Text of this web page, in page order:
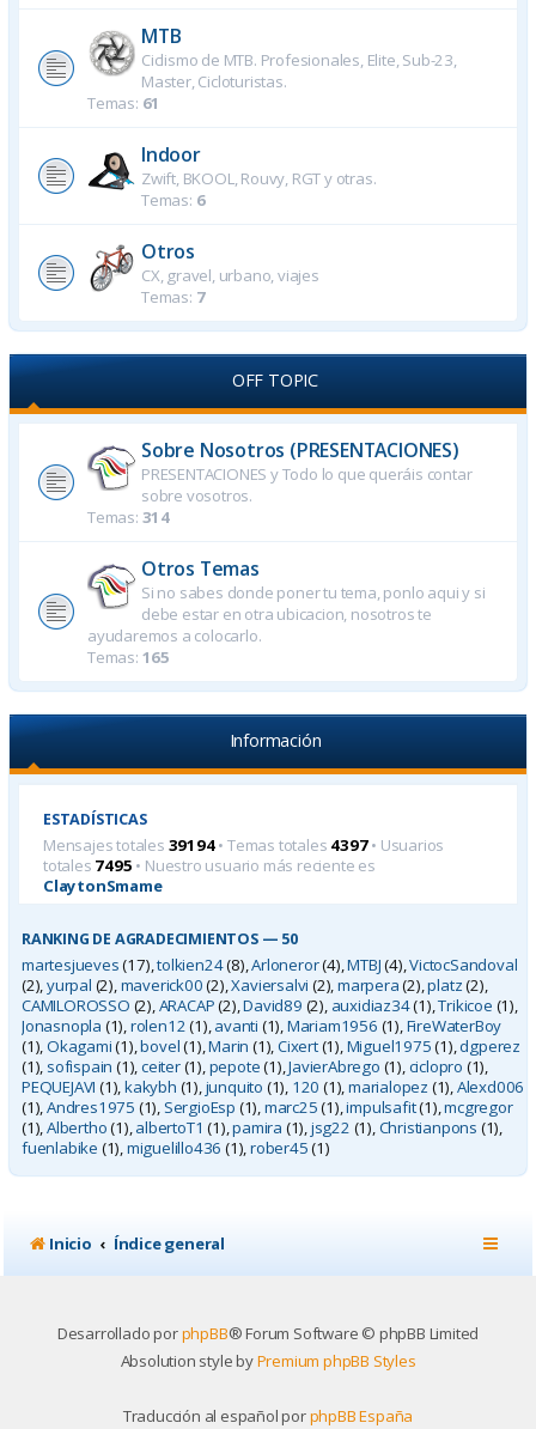
MTB
Ciclismo de MTB. Profesionales, Elite, Sub-23,
Master, Cicloturistas.
Temas: 61
Indoor
Zwift, BKOOL, Rouvy, RGT y otras.
Temas: 6
Otros
CX, gravel, urbano, viajes
Temas: 7
OFF TOPIC
Sobre Nosotros (PRESENTACIONES)
PRESENTACIONES y Todo lo que queráis contar
sobre vosotros.
Temas: 314
Otros Temas
Si no sabes donde poner tu tema, ponlo aqui y si
debe estar en otra ubicacion, nosotros te
ayudaremos a colocarlo.
Temas: 165
Información
ESTADÍSTICAS
Mensajes totales 39194• Temas totales 4397• Usuarios
totales 7495 • Nuestro usuario más reciente es
ClaytonSmame
RANKING DE AGRADECIMIENTOS — 50
martesjueves(17),tolkien24(8),Arloneror(4),MTBJ(4),VictocSandoval
(2),yurpal (2),maverick00(2),Xaviersalvi (2),marpera(2),platz(2),
CAMILOROSSO (2),ARACAP(2),David89 (2), auxidiaz34(1),Trikicoe (1),
Jonasnopla (1),rolen12(1),avanti (1),Mariam1956 (1),FireWaterBoy
(1),Okagami(1),bovel(1),Marin (1),Cixert(1),Miguel1975(1),dgperez
(1), sofispain (1),ceiter(1),pepote(1),JavierAbrego (1),ciclopro (1),
PEQUEJAVI (1),kakybh (1),junquito (1), 120 (1),marialopez (1),Alexd006
(1),Andres1975 (1), SergioEsp (1),marc25(1),impulsafit(1),mcgregor
(1),Albertho(1),albertoT1 (1),pamira (1),jsg22 (1),Christianpons (1),
fuenlabike (1),miguelillo436 (1),rober45(1)
Inicio Índice general
Desarrollado porphpBB® Forum Software © phpBB Limited
Absolution style byPremium phpBB Styles
Traducción al español porphpBB España